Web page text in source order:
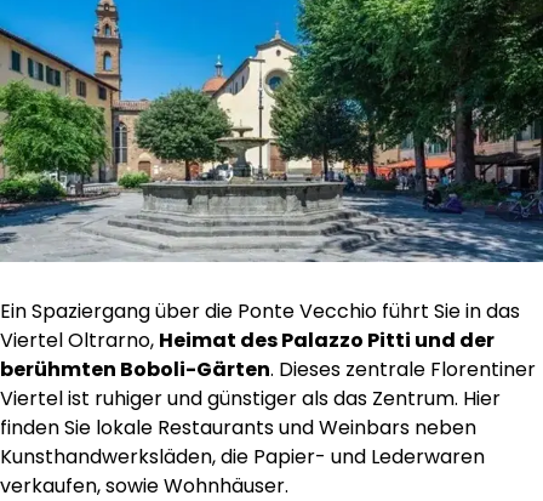
Ein Spaziergang über die Ponte Vecchio führt Sie in das
Viertel Oltrarno, Heimat des Palazzo Pitti und der
berühmten Boboli-Gärten. Dieses zentrale Florentiner
Viertel ist ruhiger und günstiger als das Zentrum. Hier
finden Sie lokale Restaurants und Weinbars neben
Kunsthandwerksläden, die Papier- und Lederwaren
verkaufen, sowie Wohnhäuser.